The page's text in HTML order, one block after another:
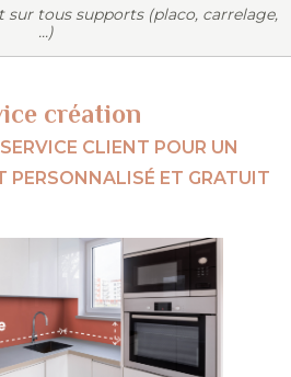
sur tous supports (placo, carrelage,
...)
création
CLIENT POUR UN
PERSONNALISÉ ET GRATUIT